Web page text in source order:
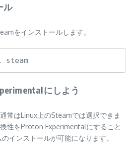
ル
をインストールします。
にしよう
常はLinux上のSteamでは選択できま
性をProton Experimentalにすること
インストールが可能になります。